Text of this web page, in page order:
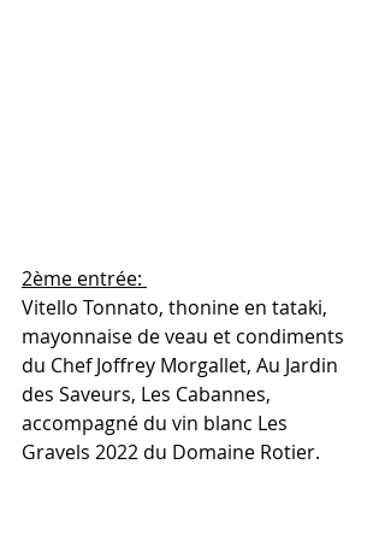
2ème entrée:
Vitello Tonnato, thonine en tataki,
mayonnaise de veau et condiments
du Chef Joffrey Morgallet, Au Jardin
des Saveurs, Les Cabannes,
accompagné du vin blanc Les
Gravels 2022 du Domaine Rotier.